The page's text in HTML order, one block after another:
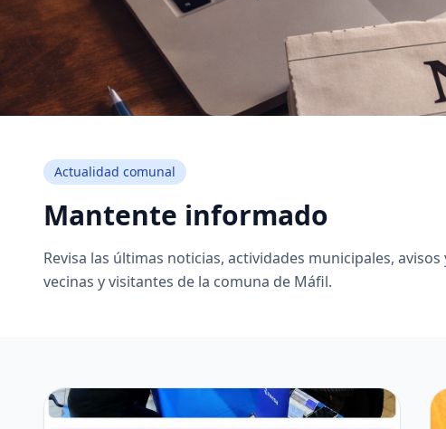
Actualidad comunal
Mantente informado
Revisa las últimas noticias, actividades municipales,
vecinas y visitantes de la comuna de Máfil.